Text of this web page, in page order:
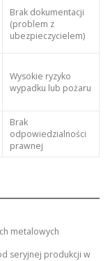
Brak dokumentacji
(problem z
ubezpieczycielem)
Wysokie ryzyko
wypadku lub pożaru
Brak
odpowiedzialności
prawnej
metalowych
seryjnej produkcji w